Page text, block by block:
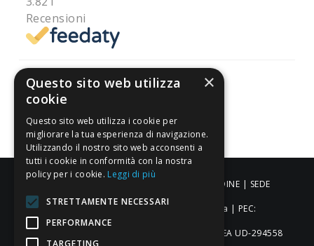
Recensioni
Pagamenti sicuri
ALDIGIÙ S.R.L. | Via Cortazzis 15 33100 - UDINE | SEDE
OPERATIVA: Via del Progresso 3 - Padova | PEC:
aldigiusrl@pec.it | C.F. e P.IVA 02873920306 REA UD-294558
×
Questo sito web utilizza
cookie
Questo sito web utilizza i cookie per
migliorare la tua esperienza di navigazione.
Utilizzando il nostro sito web acconsenti a
tutti i cookie in conformità con la nostra
policy per i cookie. Leggi di più
STRETTAMENTE NECESSARI
PERFORMANCE
TARGETING